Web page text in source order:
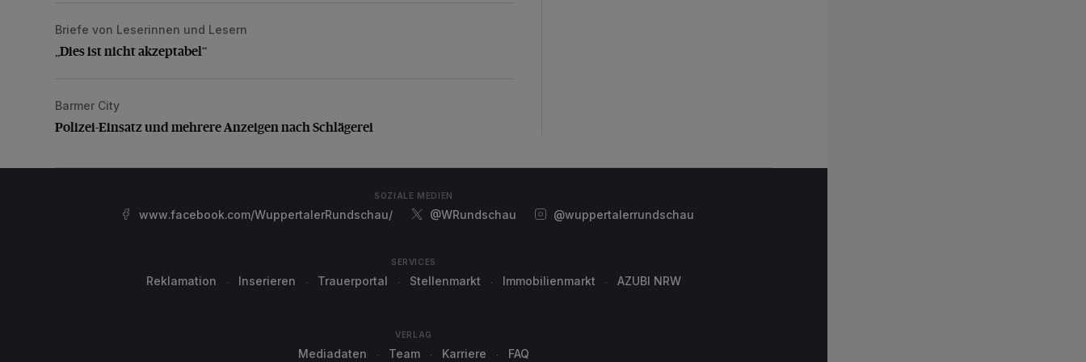
„Dies ist nicht akzeptabel“
Briefe von Leserinnen und Lesern
„Dies ist nicht akzeptabel“
Polizei-Einsatz und mehrere Anzeigen nach Schlägerei
Barmer City
Polizei-Einsatz und mehrere Anzeigen nach Schlägerei
SOZIALE MEDIEN
www.facebook.com/WuppertalerRundschau/ @WRundschau @wuppertalerrundschau
SERVICES
Reklamation Inserieren Trauerportal Stellenmarkt Immobilienmarkt AZUBI NRW
VERLAG
Mediadaten Team Karriere FAQ